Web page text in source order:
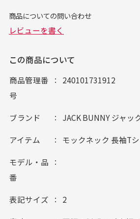
この商品について
商品管理番
号
240101731912
ブランド JACK BUNNY ジャッ
アイテム モックネック 長袖T
モデル・品
番
表記サイズ 2